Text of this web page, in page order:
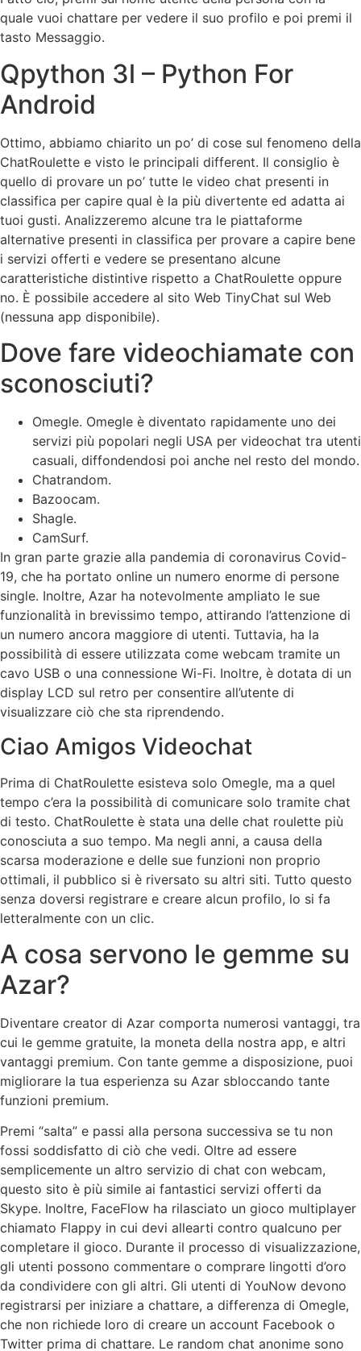
quale vuoi chattare per vedere il suo profilo e poi premi il
tasto Messaggio.
Qpython 3l – Python For
Android
Ottimo, abbiamo chiarito un po’ di cose sul fenomeno della
ChatRoulette e visto le principali different. Il consiglio è
quello di provare un po’ tutte le video chat presenti in
classifica per capire qual è la più divertente ed adatta ai
tuoi gusti. Analizzeremo alcune tra le piattaforme
alternative presenti in classifica per provare a capire bene
i servizi offerti e vedere se presentano alcune
caratteristiche distintive rispetto a ChatRoulette oppure
no. È possibile accedere al sito Web TinyChat sul Web
(nessuna app disponibile).
Dove fare videochiamate con
sconosciuti?
Omegle. Omegle è diventato rapidamente uno dei
servizi più popolari negli USA per videochat tra utenti
casuali, diffondendosi poi anche nel resto del mondo.
Chatrandom.
Bazoocam.
Shagle.
CamSurf.
In gran parte grazie alla pandemia di coronavirus Covid-
19, che ha portato online un numero enorme di persone
single. Inoltre, Azar ha notevolmente ampliato le sue
funzionalità in brevissimo tempo, attirando l’attenzione di
un numero ancora maggiore di utenti. Tuttavia, ha la
possibilità di essere utilizzata come webcam tramite un
cavo USB o una connessione Wi-Fi. Inoltre, è dotata di un
display LCD sul retro per consentire all’utente di
visualizzare ciò che sta riprendendo.
Ciao Amigos Videochat
Prima di ChatRoulette esisteva solo Omegle, ma a quel
tempo c’era la possibilità di comunicare solo tramite chat
di testo. ChatRoulette è stata una delle chat roulette più
conosciuta a suo tempo. Ma negli anni, a causa della
scarsa moderazione e delle sue funzioni non proprio
ottimali, il pubblico si è riversato su altri siti. Tutto questo
senza doversi registrare e creare alcun profilo, lo si fa
letteralmente con un clic.
A cosa servono le gemme su
Azar?
Diventare creator di Azar comporta numerosi vantaggi, tra
cui le gemme gratuite, la moneta della nostra app, e altri
vantaggi premium. Con tante gemme a disposizione, puoi
migliorare la tua esperienza su Azar sbloccando tante
funzioni premium.
Premi “salta” e passi alla persona successiva se tu non
fossi soddisfatto di ciò che vedi. Oltre ad essere
semplicemente un altro servizio di chat con webcam,
questo sito è più simile ai fantastici servizi offerti da
Skype. Inoltre, FaceFlow ha rilasciato un gioco multiplayer
chiamato Flappy in cui devi allearti contro qualcuno per
completare il gioco. Durante il processo di visualizzazione,
gli utenti possono commentare o comprare lingotti d’oro
da condividere con gli altri. Gli utenti di YouNow devono
registrarsi per iniziare a chattare, a differenza di Omegle,
che non richiede loro di creare un account Facebook o
Twitter prima di chattare. Le random chat anonime sono